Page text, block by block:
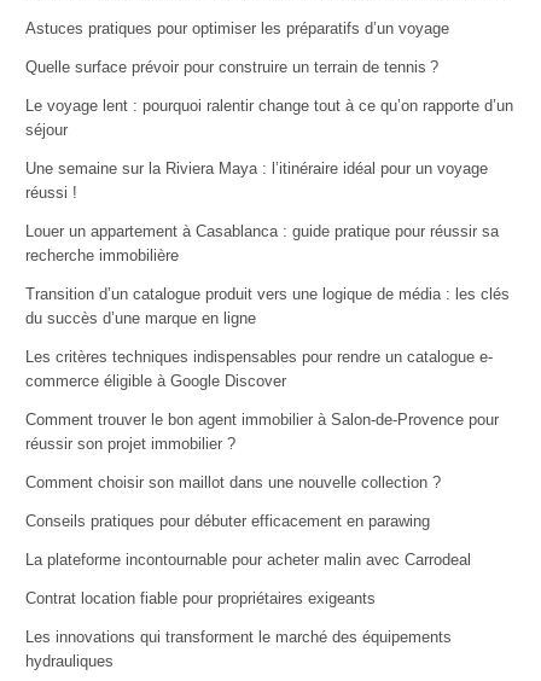
Astuces pratiques pour optimiser les préparatifs d’un voyage
Quelle surface prévoir pour construire un terrain de tennis ?
Le voyage lent : pourquoi ralentir change tout à ce qu’on rapporte d’un
séjour
Une semaine sur la Riviera Maya : l’itinéraire idéal pour un voyage
réussi !
Louer un appartement à Casablanca : guide pratique pour réussir sa
recherche immobilière
Transition d’un catalogue produit vers une logique de média : les clés
du succès d’une marque en ligne
Les critères techniques indispensables pour rendre un catalogue e-
commerce éligible à Google Discover
Comment trouver le bon agent immobilier à Salon-de-Provence pour
réussir son projet immobilier ?
Comment choisir son maillot dans une nouvelle collection ?
Conseils pratiques pour débuter efficacement en parawing
La plateforme incontournable pour acheter malin avec Carrodeal
Contrat location fiable pour propriétaires exigeants
Les innovations qui transforment le marché des équipements
hydrauliques